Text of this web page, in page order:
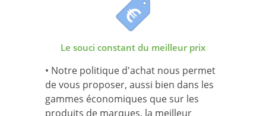
Le souci constant du meilleur prix
• Notre politique d'achat nous permet
de vous proposer, aussi bien dans les
gammes économiques que sur les
produits de marques, la meilleur